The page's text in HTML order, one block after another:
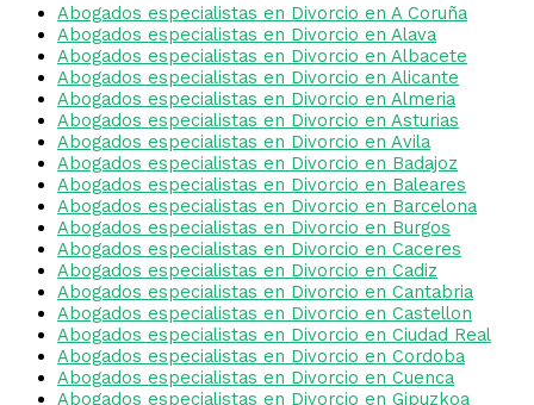
Abogados especialistas en Divorcio en A Coruña
Abogados especialistas en Divorcio en Alava
Abogados especialistas en Divorcio en Albacete
Abogados especialistas en Divorcio en Alicante
Abogados especialistas en Divorcio en Almeria
Abogados especialistas en Divorcio en Asturias
Abogados especialistas en Divorcio en Avila
Abogados especialistas en Divorcio en Badajoz
Abogados especialistas en Divorcio en Baleares
Abogados especialistas en Divorcio en Barcelona
Abogados especialistas en Divorcio en Burgos
Abogados especialistas en Divorcio en Caceres
Abogados especialistas en Divorcio en Cadiz
Abogados especialistas en Divorcio en Cantabria
Abogados especialistas en Divorcio en Castellon
Abogados especialistas en Divorcio en Ciudad Real
Abogados especialistas en Divorcio en Cordoba
Abogados especialistas en Divorcio en Cuenca
Abogados especialistas en Divorcio en Gipuzkoa